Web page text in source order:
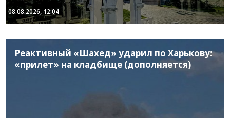
08.08.2026, 12:04
Реактивный «Шахед» ударил по Харькову:
«прилет» на кладбище (дополняется)